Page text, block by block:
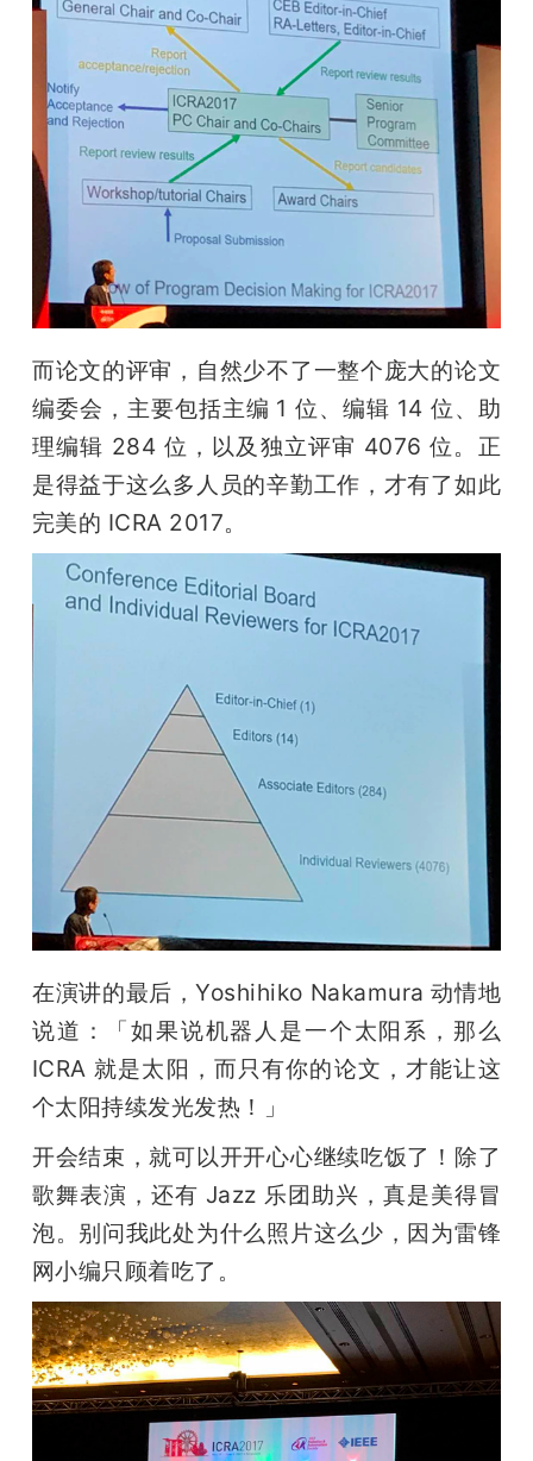
而论文的评审，自然少不了一整个庞大的论文
编委会，主要包括主编 1 位、编辑 14 位、助
理编辑 284 位，以及独立评审 4076 位。正
是得益于这么多人员的辛勤工作，才有了如此
完美的 ICRA 2017。
在演讲的最后，Yoshihiko Nakamura 动情地
说道：「如果说机器人是一个太阳系，那么
ICRA 就是太阳，而只有你的论文，才能让这
个太阳持续发光发热！」
开会结束，就可以开开心心继续吃饭了！除了
歌舞表演，还有 Jazz 乐团助兴，真是美得冒
泡。别问我此处为什么照片这么少，因为雷锋
网小编只顾着吃了。